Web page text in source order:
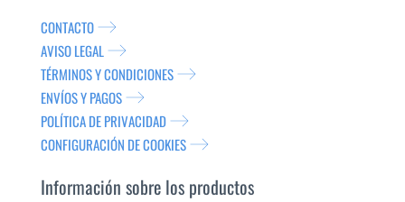
CONTACTO
AVISO LEGAL
TÉRMINOS Y CONDICIONES
ENVÍOS Y PAGOS
POLÍTICA DE PRIVACIDAD
CONFIGURACIÓN DE COOKIES
Información sobre los productos